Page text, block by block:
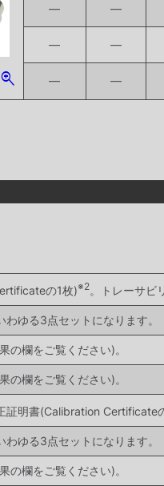
zoom_in
― ―
― ―
― ―
の1枚)※2。トレーサビ
ゆる3点セットになります。
の欄をご覧ください)。
の欄をご覧ください)。
証明書(Calibration Certificate
ゆる3点セットになります。
の欄をご覧ください)。